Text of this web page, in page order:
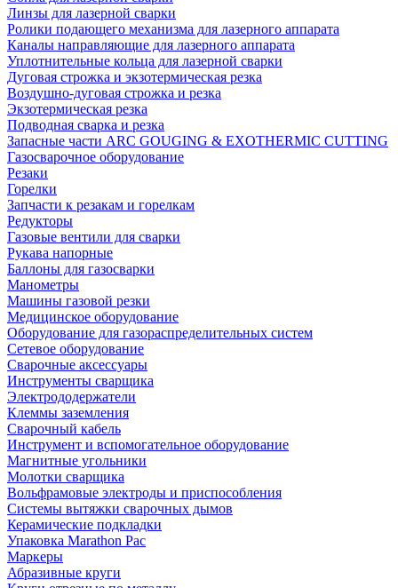
Линзы для лазерной сварки
Ролики подающего механизма для лазерного аппарата
Каналы направляющие для лазерного аппарата
Уплотнительные кольца для лазерной сварки
Дуговая строжка и экзотермическая резка
Воздушно-дуговая строжка и резка
Экзотермическая резка
Подводная сварка и резка
Запасные части ARC GOUGING & EXOTHERMIC CUTTING
Газосварочное оборудование
Резаки
Горелки
Запчасти к резакам и горелкам
Редукторы
Газовые вентили для сварки
Рукава напорные
Баллоны для газосварки
Манометры
Машины газовой резки
Медицинское оборудование
Оборудование для газораспределительных систем
Сетевое оборудование
Сварочные аксессуары
Инструменты сварщика
Электрододержатели
Клеммы заземления
Сварочный кабель
Инструмент и вспомогательное оборудование
Магнитные угольники
Молотки сварщика
Вольфрамовые электроды и приспособления
Системы вытяжки сварочных дымов
Керамические подкладки
Упаковка Marathon Pac
Маркеры
Абразивные круги